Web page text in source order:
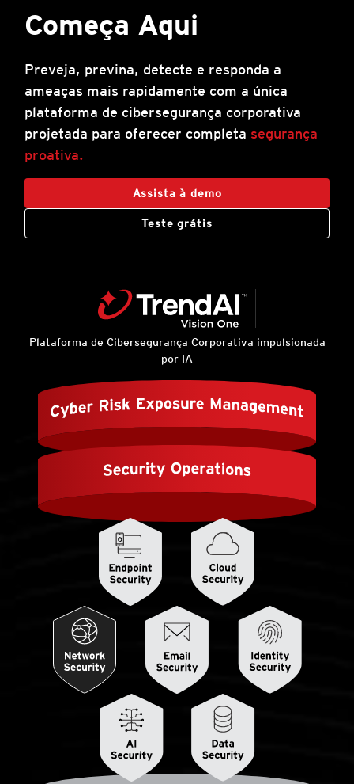
Começa Aqui
Preveja, previna, detecte e responda a
ameaças mais rapidamente com a única
plataforma de cibersegurança corporativa
projetada para oferecer completa segurança
proativa.
Assista à demo
Teste grátis
Plataforma de Cibersegurança Corporativa impulsionada
por IA